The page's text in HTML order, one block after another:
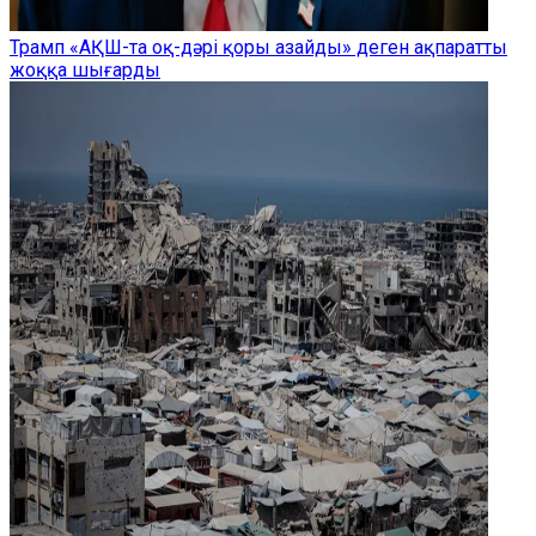
Трамп «АҚШ-та оқ-дәрі қоры азайды» деген ақпаратты
жоққа шығарды